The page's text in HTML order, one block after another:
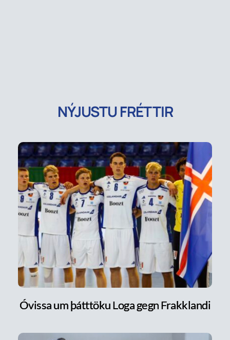
NÝJUSTU FRÉTTIR
Óvissa um þátttöku Loga gegn Frakklandi